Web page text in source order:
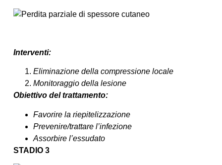
Interventi:
Eliminazione della compressione locale
Monitoraggio della lesione
Obiettivo del trattamento:
Favorire la riepitelizzazione
Prevenire/trattare l’infezione
Assorbire l’essudato
STADIO 3